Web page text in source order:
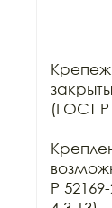
Крепеж
(ГОСТ Р
Р